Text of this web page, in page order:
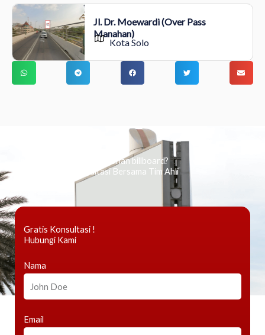
Jl. Dr. Moewardi (Over Pass
Manahan)
Kota Solo
Ingin tahu tentang periklanan billboard?
Kami Berikan Konsultasi Bersama Tim Ahli
Gratis Konsultasi !
Hubungi Kami
Nama
Email